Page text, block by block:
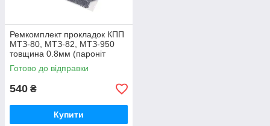
Ремкомплект прокладок КПП
МТЗ-80, МТЗ-82, МТЗ-950
товщина 0.8мм (пароніт
Україна) Р/к коробки передач
МТЗ
Готово до відправки
540 ₴
Купити